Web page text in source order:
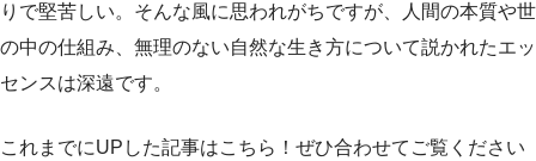
りで堅苦しい。そんな風に思われがちですが、人間の本質や世
の中の仕組み、無理のない自然な生き方について説かれたエッ
センスは深遠です。
これまでにUPした記事はこちら！ぜひ合わせてご覧ください